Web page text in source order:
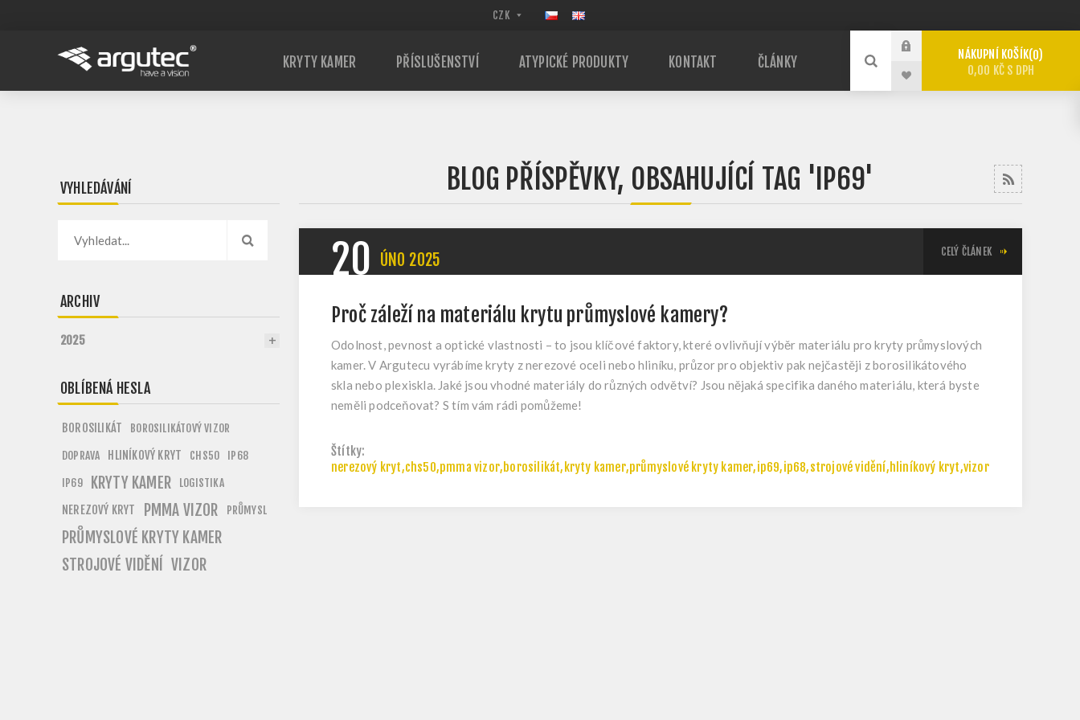
KRYTY KAMER PŘÍSLUŠENSTVÍ ATYPICKÉ PRODUKTY KONTAKT ČLÁNKY NÁKUPNÍ KOŠÍK 0
0,00 KČ S DPH
BLOG PŘÍSPĚVKY, OBSAHUJÍCÍ TAG 'IP69'
20 ÚNO 2025 CELÝ ČLÁNEK
Proč záleží na materiálu krytu průmyslové kamery?
Odolnost, pevnost a optické vlastnosti – to jsou klíčové faktory, které ovlivňují výběr materiálu pro kryty průmyslových
kamer. V Argutecu vyrábíme kryty z nerezové oceli nebo hliníku, průzor pro objektiv pak nejčastěji z borosilikátového
skla nebo plexiskla. Jaké jsou vhodné materiály do různých odvětví? Jsou nějaká specifika daného materiálu, která byste
neměli podceňovat? S tím vám rádi pomůžeme!
Štítky:
nerezový kryt,chs50,pmma vizor,borosilikát, kryty kamer,průmyslové kryty kamer,ip69,ip68,strojové vidění,hliníkový kryt,vizor
VYHLEDÁVÁNÍ
ARCHIV
2025
OBLÍBENÁ HESLA
BOROSILIKÁT
BOROSILIKÁTOVÝ VIZOR
DOPRAVA
HLINÍKOVÝ KRYT CHS50
IP68
IP69
KRYTY KAMER LOGISTIKA
NEREZOVÝ KRYT PMMA VIZOR PRŮMYSL
PRŮMYSLOVÉ KRYTY KAMER
STROJOVÉ VIDĚNÍ
VIZOR